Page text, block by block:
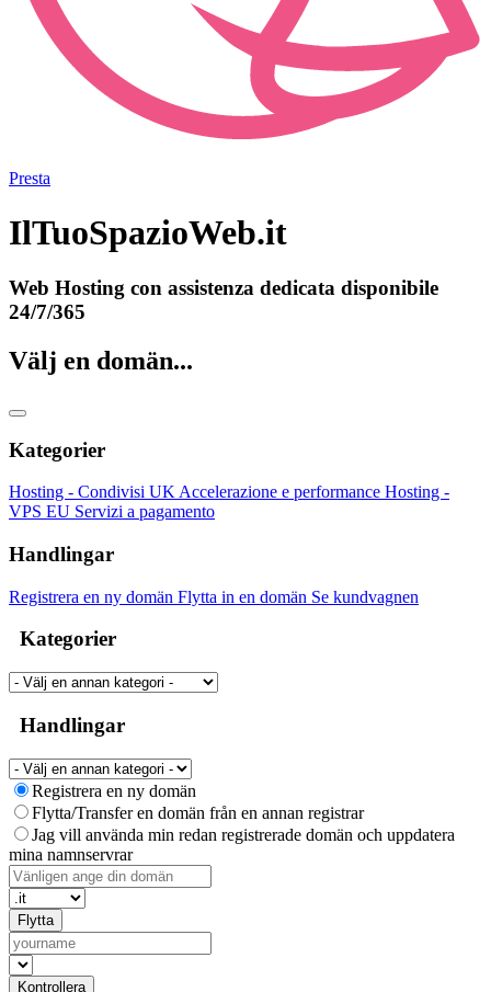
Presta
IlTuoSpazioWeb.it
Web Hosting con assistenza dedicata disponibile
24/7/365
Välj en domän...
Kategorier
Hosting - Condivisi UK Accelerazione e performance Hosting -
VPS EU Servizi a pagamento
Handlingar
Registrera en ny domän Flytta in en domän Se kundvagnen
Kategorier
Handlingar
Registrera en ny domän
Flytta/Transfer en domän från en annan registrar
Jag vill använda min redan registrerade domän och uppdatera
mina namnservrar
Flytta
Kontrollera